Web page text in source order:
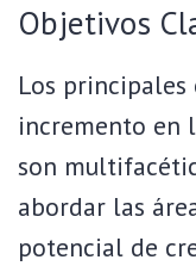
Objetivos
Los
incremento en
son
abordar las
potencial de